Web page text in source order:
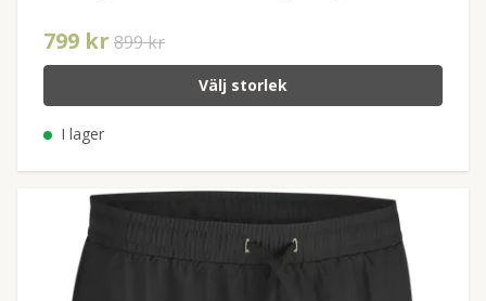
799 kr 899 kr
Välj storlek
I lager